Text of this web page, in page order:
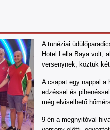
A tunéziai üdülőpar
Hotel Lella Baya volt,
versenynek, köztük
A csapat egy nappal a
edzéssel és
még elviselhető
9-én a megnyitóval